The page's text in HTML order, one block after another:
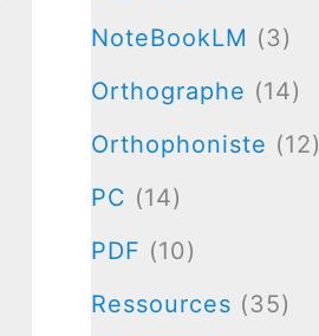
NoteBookLM (3)
Orthographe (14)
Orthophoniste (12)
PC (14)
PDF (10)
Ressources (35)